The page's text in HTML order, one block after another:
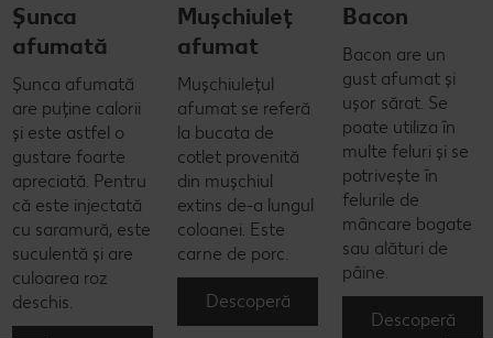
Șunca
afumată
Șunca afumată
are puține calorii
și este astfel o
gustare foarte
apreciată. Pentru
că este injectată
cu saramură, este
suculentă și are
culoarea roz
deschis.
Mușchiuleț
afumat
Mușchiulețul
afumat se referă
la bucata de
cotlet provenită
din mușchiul
extins de-a lungul
coloanei. Este
carne de porc.
Descoperă
Bacon
Bacon are un
gust afumat și
ușor sărat. Se
poate utiliza în
multe feluri și se
potrivește în
felurile de
mâncare bogate
sau alături de
pâine.
Descoperă